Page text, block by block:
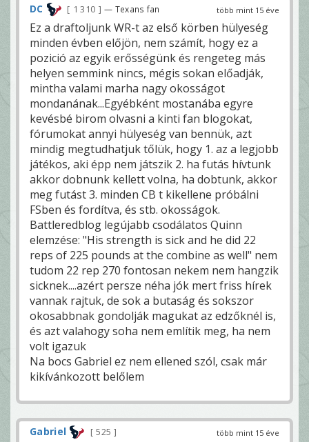
több mint 15 éve
DC 1 310 — Texans fan
Ez a draftoljunk WR-t az első körben hülyeség
minden évben előjön, nem számít, hogy ez a
pozició az egyik erősségünk és rengeteg más
helyen semmink nincs, mégis sokan előadják,
mintha valami marha nagy okosságot
mondanának...Egyébként mostanába egyre
kevésbé birom olvasni a kinti fan blogokat,
fórumokat annyi hülyeség van bennük, azt
mindig megtudhatjuk tőlük, hogy 1. az a legjobb
játékos, aki épp nem játszik 2. ha futás hívtunk
akkor dobnunk kellett volna, ha dobtunk, akkor
meg futást 3. minden CB t kikellene próbálni
FSben és fordítva, és stb. okosságok.
Battleredblog legújabb csodálatos Quinn
elemzése: "His strength is sick and he did 22
reps of 225 pounds at the combine as well" nem
tudom 22 rep 270 fontosan nekem nem hangzik
sicknek....azért persze néha jók mert friss hírek
vannak rajtuk, de sok a butaság és sokszor
okosabbnak gondolják magukat az edzőknél is,
és azt valahogy soha nem említik meg, ha nem
volt igazuk
Na bocs Gabriel ez nem ellened szól, csak már
kikívánkozott belőlem
több mint 15 éve
Gabriel 525